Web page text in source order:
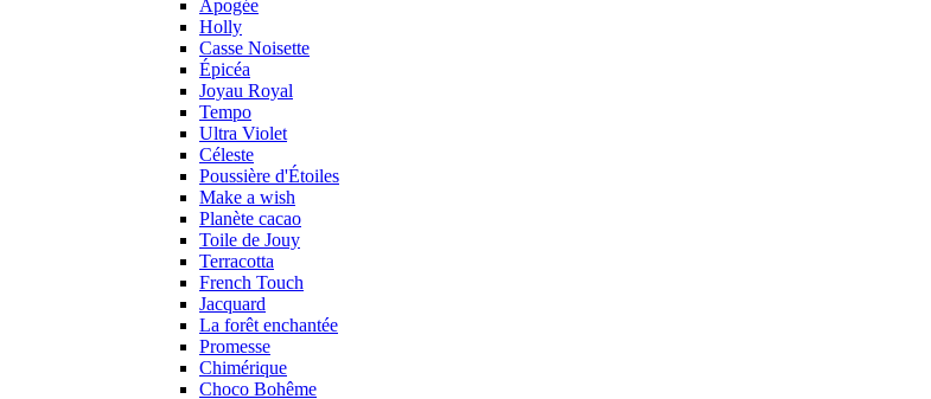
Apogée
Holly
Casse Noisette
Épicéa
Joyau Royal
Tempo
Ultra Violet
Céleste
Poussière d'Étoiles
Make a wish
Planète cacao
Toile de Jouy
Terracotta
French Touch
Jacquard
La forêt enchantée
Promesse
Chimérique
Choco Bohême